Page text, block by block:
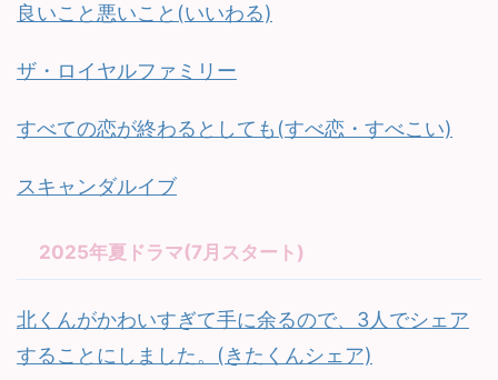
良いこと悪いこと(いいわる)
ザ・ロイヤルファミリー
すべての恋が終わるとしても(すべ恋・すべこい)
スキャンダルイブ
2025年夏ドラマ(7月スタート)
北くんがかわいすぎて手に余るので、3人でシェア
することにしました。(きたくんシェア)